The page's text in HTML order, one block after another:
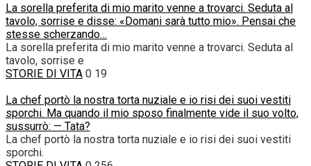
La sorella preferita di mio marito venne a trovarci. Seduta al
tavolo, sorrise e disse: «Domani sarà tutto mio». Pensai che
stesse scherzando…
La sorella preferita di mio marito venne a trovarci. Seduta al
tavolo, sorrise e
STORIE DI VITA 0 19
La chef portò la nostra torta nuziale e io risi dei suoi vestiti
sporchi. Ma quando il mio sposo finalmente vide il suo volto,
sussurrò: — Tata?
La chef portò la nostra torta nuziale e io risi dei suoi vestiti
sporchi.